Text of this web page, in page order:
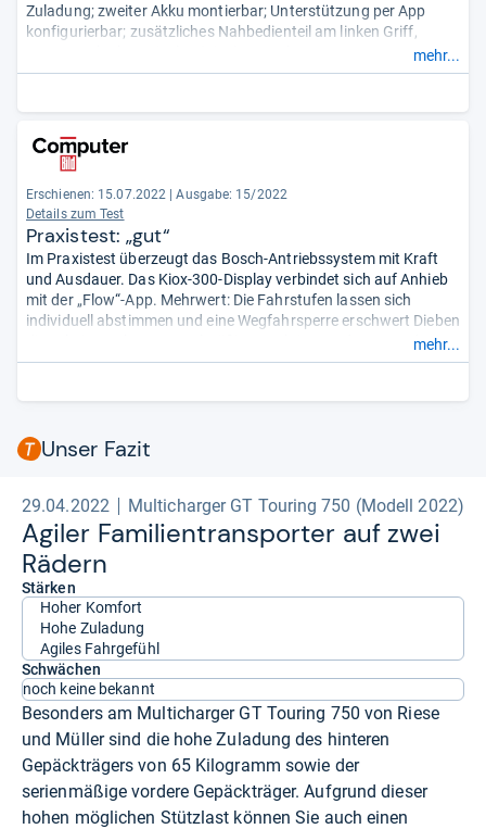
Zuladung; zweiter Akku montierbar; Unterstützung per App
konfigurierbar; zusätzliches Nahbedienteil am linken Griff,
hoher Komfort (Ergo-Griffe, gefederte Sattelstütze.
(Reichweite Berg/Tour/Stadt: 25/70/82
km)
- Zusammengefasst durch unsere Redaktion.
mehr...
Erschienen: 15.07.2022 | Ausgabe: 15/2022
Details zum Test
Praxistest: „gut“
Im Praxistest überzeugt das Bosch-Antriebssystem mit Kraft
und Ausdauer. Das Kiox-300-Display verbindet sich auf Anhieb
mit der „Flow“-App. Mehrwert: Die Fahrstufen lassen sich
individuell abstimmen und eine Wegfahrsperre erschwert Dieben
die Arbeit. Auch gut: Regelmäßige Funktionsupdates werden
zunächst aufs Smartphone und von dort aufs Display
Cargo-Bike richtig auf Touren.- Zusammengefasst durch
mehr...
Unser Fazit
29.04.2022 Multicharger GT Touring 750 (Modell 2022)
Agi­ler Fami­li­en­trans­por­ter auf zwei
Rädern
Stärken
Hoher Komfort
Hohe Zuladung
Agiles Fahrgefühl
Schwächen
noch keine bekannt
Besonders am Multicharger GT Touring 750 von Riese
und Müller sind die hohe Zuladung des hinteren
Gepäckträgers von 65 Kilogramm sowie der
serienmäßige vordere Gepäckträger. Aufgrund dieser
hohen möglichen Stützlast können Sie auch einen